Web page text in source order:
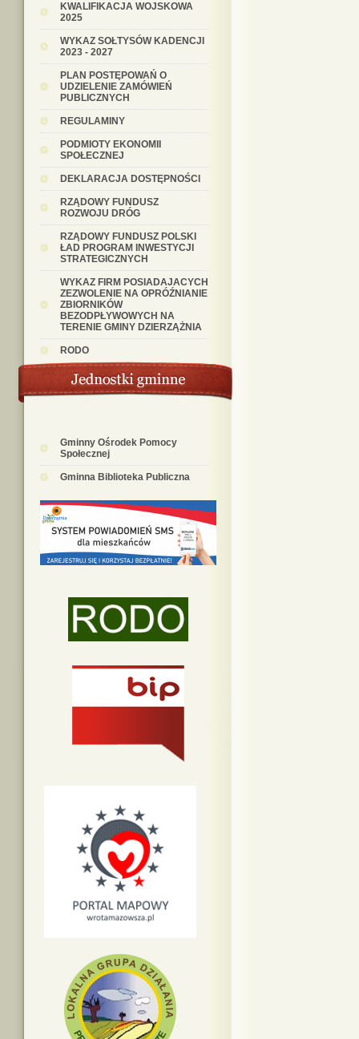
KWALIFIKACJA WOJSKOWA
2025
WYKAZ SOŁTYSÓW KADENCJI
2023 - 2027
PLAN POSTĘPOWAŃ O
UDZIELENIE ZAMÓWIEŃ
PUBLICZNYCH
REGULAMINY
PODMIOTY EKONOMII
SPOŁECZNEJ
DEKLARACJA DOSTĘPNOŚCI
RZĄDOWY FUNDUSZ
ROZWOJU DRÓG
RZĄDOWY FUNDUSZ POLSKI
ŁAD PROGRAM INWESTYCJI
STRATEGICZNYCH
WYKAZ FIRM POSIADAJACYCH
ZEZWOLENIE NA OPRÓŹNIANIE
ZBIORNIKÓW
BEZODPŁYWOWYCH NA
TERENIE GMINY DZIERZĄŻNIA
RODO
Gminny Ośrodek Pomocy
Społecznej
Gminna Biblioteka Publiczna